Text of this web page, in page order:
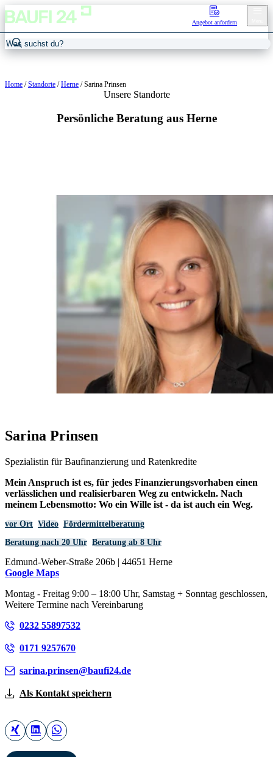
Angebot anfordern
Home /Standorte /Herne /Sarina Prinsen
Unsere Standorte
Persönliche Beratung aus Herne
Sarina Prinsen
Spezialistin für Baufinanzierung und Ratenkredite
Mein Anspruch ist es, für jedes Finanzierungsvorhaben einen
verlässlichen und realisierbaren Weg zu entwickeln. Nach
meinem Lebensmotto: Wo ein Wille ist - da ist auch ein Weg.
vor Ort Video Fördermittelberatung
Beratung nach 20 Uhr Beratung ab 8 Uhr
Edmund-Weber-Straße 206b | 44651 Herne
Google Maps
Montag - Freitag 9:00 – 18:00 Uhr, Samstag + Sonntag geschlossen,
Weitere Termine nach Vereinbarung
0232 55897532
0171 9257670
sarina.prinsen@baufi24.de
Als Kontakt speichern